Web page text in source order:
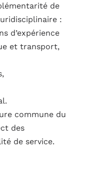
de
:
d’expérience
et transport,
commune du
des
de service.